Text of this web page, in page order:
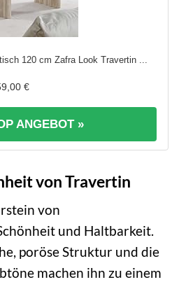
120 cm Zafra Look Travertin ...
€
ANGEBOT »
von Travertin
von
und Haltbarkeit.
poröse Struktur und die
machen ihn zu einem